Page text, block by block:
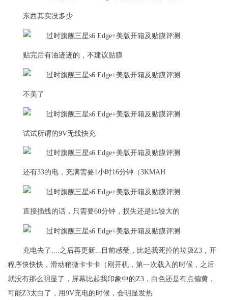
东西其实没多少
贴完后有油迹迹的，不建议贴膜
不美了
试试所谓的9V无线快充
还有33的电，充满需要1小时16分钟（3KMAH
直接插线的话，只需要60分钟，损失还是比较大的
充电去了....之后再更新...目前感受，比起我死掉的垃圾Z3，开
程序快快快，滑动稍微卡卡卡（刚开机，第一次载入的时候，之后
就没有那么明显了，屏幕比起我印象中的Z3，白色还是有点偏黄，
可能Z3太白了，用9V充电的时候，会明显发热